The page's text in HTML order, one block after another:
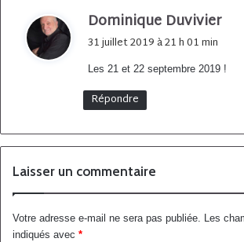
Dominique Duvivier
31 juillet 2019 à 21 h 01 min
Les 21 et 22 septembre 2019 !
Répondre
Laisser un commentaire
Votre adresse e-mail ne sera pas publiée. Les
indiqués avec *